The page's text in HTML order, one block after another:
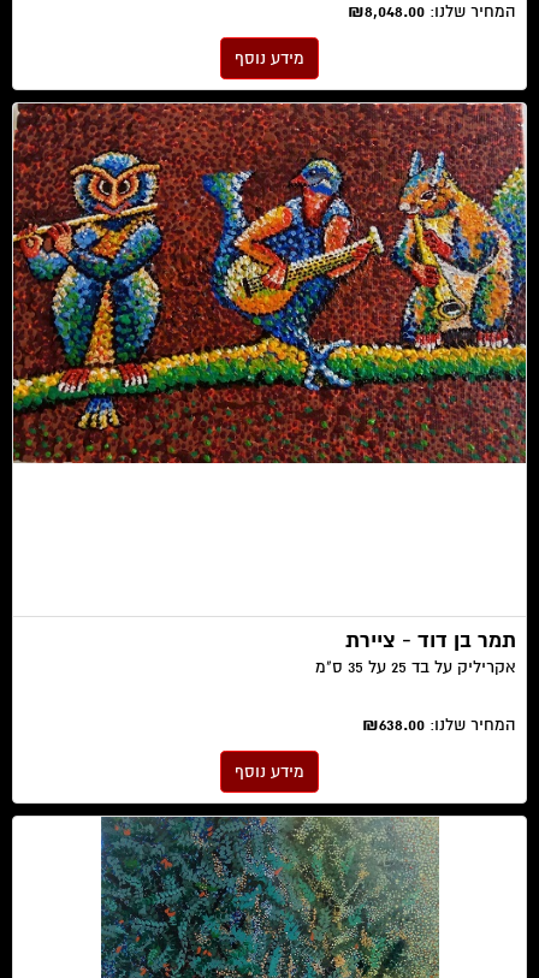
המחיר שלנו: ₪8,048.00
מידע נוסף
תמר בן דוד - ציירת
אקריליק על בד 25 על 35 ס"מ
המחיר שלנו: ₪638.00
מידע נוסף